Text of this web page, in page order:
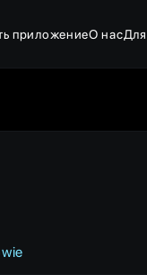
приложениеО нас